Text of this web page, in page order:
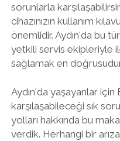
sorunlarla
cihazınızın kullanım
önemlidir. Aydın'da bu tür
yetkili servis ekipleriyle
sağlamak en
Aydın'da yaşayanlar
karşılaşabileceği sık
yolları hakkında bu
verdik. Herhangi bir